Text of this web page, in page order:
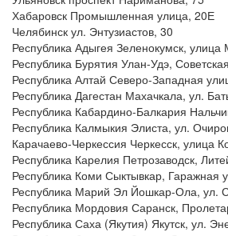
Хабаровск Промышленная улица, 20Е
Челябинск ул. Энтузиастов, 30
Республика Адыгея Зеленокумск, улица
Республика Бурятия Улан-Удэ,
Республика Алтай Северо-Западная
Республика Дагестан Махачкала, ул.
Республика Кабардино-Балкария
Республика Калмыкия Элиста, ул.
Карачаево-Черкессия Черкесск, улица
Республика Карелия Петрозаводск,
Республика Коми Сыктывкар, Гаражная
Республика Марий Эл Йошкар-Ола, ул.
Республика Мордовия Саранск,
Республика Саха (Якутия) Якутск, ул.